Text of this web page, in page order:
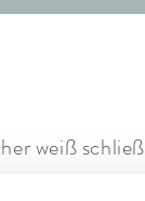
weiß
den